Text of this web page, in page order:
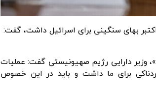
بهای سنگینی برای اسرائیل داشت، گفت:
وزیر دارایی رژیم صهیونیستی گفت: عملیات
برای ما داشت و باید در این خصوص